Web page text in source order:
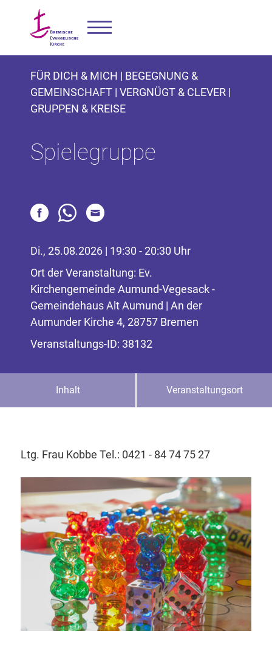
FÜR DICH & MICH | BEGEGNUNG &
GEMEINSCHAFT | VERGNÜGT & CLEVER |
GRUPPEN & KREISE
Spielegruppe
Di., 25.08.2026 | 19:30 - 20:30 Uhr
Ort der Veranstaltung: Ev.
Kirchengemeinde Aumund-Vegesack -
Gemeindehaus Alt Aumund | An der
Aumunder Kirche 4, 28757 Bremen
Veranstaltungs-ID: 38132
Inhalt Veranstaltungsort
Ltg. Frau Kobbe Tel.: 0421 - 84 74 75 27